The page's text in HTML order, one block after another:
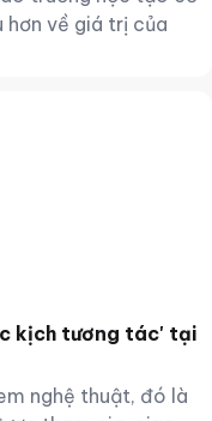
hơn về giá trị của
kịch tương tác' tại
nghệ thuật, đó là